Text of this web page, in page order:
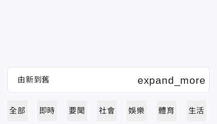
全部 即時 要聞 社會 娛樂 體育 生活